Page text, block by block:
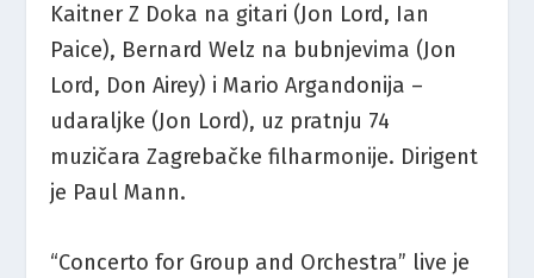
Kaitner Z Doka na gitari (Jon Lord, Ian
Paice), Bernard Welz na bubnjevima (Jon
Lord, Don Airey) i Mario Argandonija –
udaraljke (Jon Lord), uz pratnju 74
muzičara Zagrebačke filharmonije. Dirigent
je Paul Mann.
“Concerto for Group and Orchestra” live je